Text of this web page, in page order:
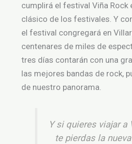
cumplirá el festival Viña Rock
clásico de los festivales. Y
el festival congregará en
centenares de miles de
tres días contarán con una
las mejores bandas de rock,
de nuestro panorama.
Y si quieres viajar a
te pierdas la